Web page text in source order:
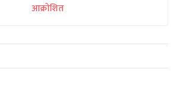
आक्रोशित